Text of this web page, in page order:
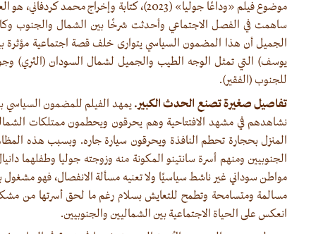
موضوع فيلم «وداعًا جوليا» (2023)، كتابة وإخراج
ساهمت في الفصل الاجتماعي وأحدثت شرخًا بين الشمال والجنوب
الجميل أن هذا المضمون السياسي يتوارى خلف قصة اجتماعية مؤثرة
يوسف) التي تمثل الوجه الطيب والجميل لشمال السودان (الثري)
للجنوب (الفقير).
تفاصيل صغيرة تصنع الحدث الكبير. يمهد الفيلم للمضمون السياسي
نشاهدهم في مشهد الافتتاحية وهم يحرقون ويحطمون ممتلكات
المنزل بحجارة تحطم النافذة ويحرقون سيارة جاره. وبسبب هذه
الجنوبيين ومنهم أسرة سانتينو المكونة منه وزوجته جوليا وطفلهما
مواطن سوداني غير ناشط سياسيًا ولا تعنيه مسألة الانفصال، فهو مشغول
مسالمة ومتسامحة وتطمح للتعايش بسلام رغم ما لحق أسرتها من
انعكس على الحياة الاجتماعية بين الشماليين والجنوبيين.